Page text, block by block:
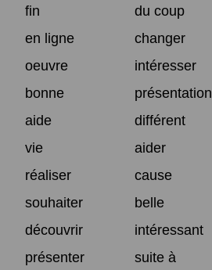
fin
du coup
en ligne
changer
oeuvre
intéresser
bonne
présentation
aide
différent
vie
aider
réaliser
cause
souhaiter
belle
découvrir
intéressant
présenter
suite à